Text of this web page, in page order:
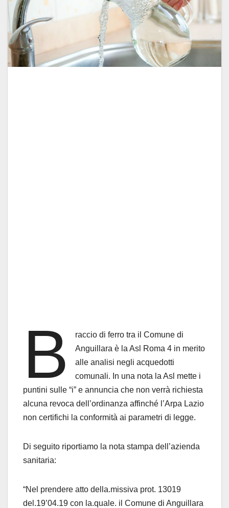
B
raccio di ferro tra il Comune di
Anguillara è la Asl Roma 4 in merito
alle analisi negli acquedotti
comunali. In una nota la Asl mette i
puntini sulle “i” e annuncia che non verrà richiesta
alcuna revoca dell’ordinanza affinché l’Arpa Lazio
non certifichi la conformità ai parametri di legge.
Di seguito riportiamo la nota stampa dell’azienda
sanitaria:
“Nel prendere atto della.missiva prot. 13019
del.19’04.19 con la.quale. il Comune di Anguillara